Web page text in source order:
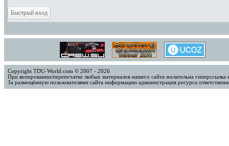
Copyright TDU-World.com © 2007 - 2026
При копировании/перепечатке любых материалов нашего сайта желательна
За размещённую пользователями сайта информацию администрация ресурса